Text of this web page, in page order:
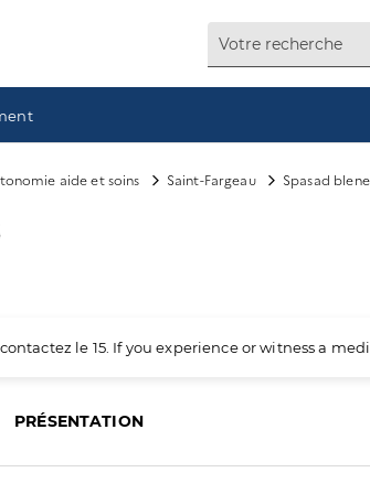
aide et soins Saint-Fargeau Spasad
le 15. If you experience or witness a
PRÉSENTATION